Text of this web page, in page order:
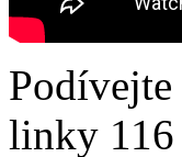
linky 116